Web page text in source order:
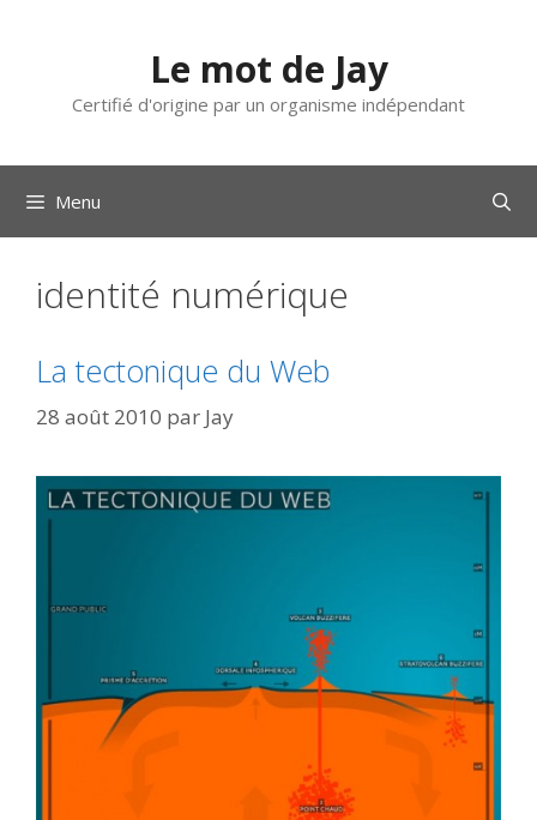
Le mot de Jay
Certifié d'origine par un organisme indépendant
Menu
identité numérique
La tectonique du Web
28 août 2010 par Jay